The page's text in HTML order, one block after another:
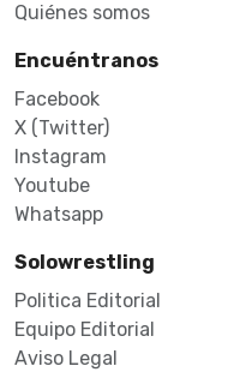
Quiénes somos
Encuéntranos
Facebook
X (Twitter)
Instagram
Youtube
Whatsapp
Solowrestling
Politica Editorial
Equipo Editorial
Aviso Legal